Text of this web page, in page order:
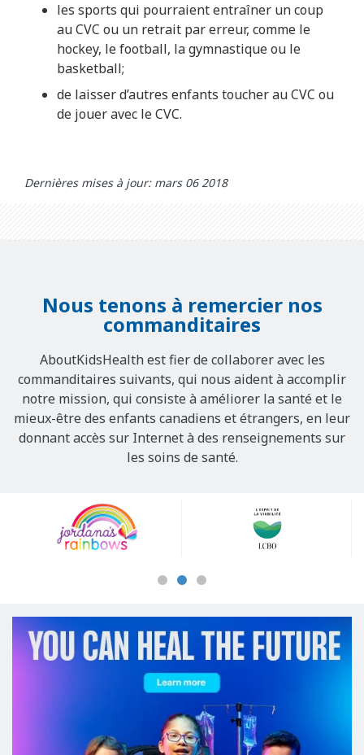
les sports qui pourraient entraîner un coup
au CVC ou un retrait par erreur, comme le
hockey, le football, la gymnastique ou le
basketball;
de laisser d’autres enfants toucher au CVC ou
de jouer avec le CVC.
Dernières mises à jour: mars 06 2018
Nous tenons à remercier nos
commanditaires
AboutKidsHealth est fier de collaborer avec les
commanditaires suivants, qui nous aident à accomplir
notre mission, qui consiste à améliorer la santé et le
mieux-être des enfants canadiens et étrangers, en leur
donnant accès sur Internet à des renseignements sur
les soins de santé.
Sponsors